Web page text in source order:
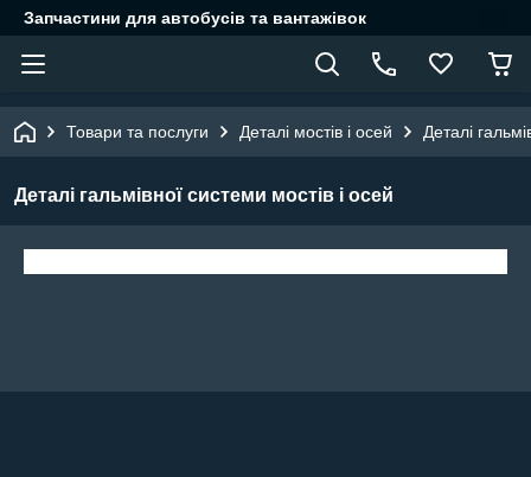
Запчастини для автобусів та вантажівок
Товари та послуги Деталі мостів і осей Деталі
Деталі гальмівної системи мостів і осей